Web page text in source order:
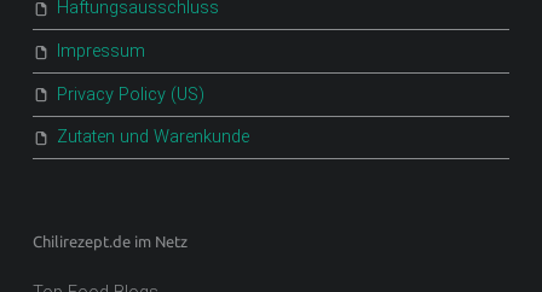
Haftungsausschluss
Impressum
Privacy Policy (US)
Zutaten und Warenkunde
Chilirezept.de im Netz